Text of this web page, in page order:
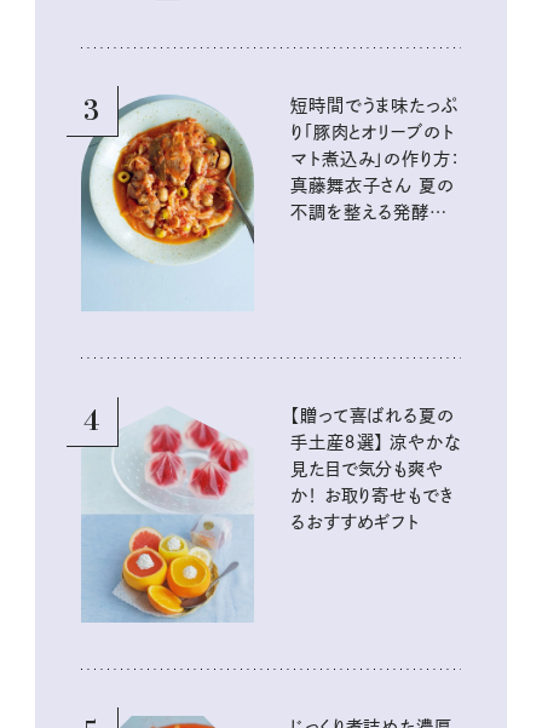
3
短時間でうま味たっぷ
り「豚肉とオリーブのト
マト煮込み」の作り方：
真藤舞衣子さん 夏の
不調を整える発酵レ
4
【贈って喜ばれる夏の
手土産８選】 涼やかな
見た目で気分も爽や
か！ お取り寄せもでき
るおすすめギフト